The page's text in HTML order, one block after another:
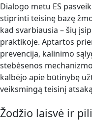
Dialogo metu ES
stiprinti teisinę bazę
kad svarbiausia – šių
praktikoje. Aptartos
prevencija, kalinimo
stebėsenos
kalbėjo apie būtinybę
veiksmingą teisinį
Žodžio laisvė ir